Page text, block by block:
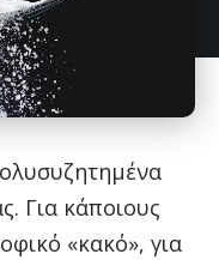
Για κάποιους
«κακό», για